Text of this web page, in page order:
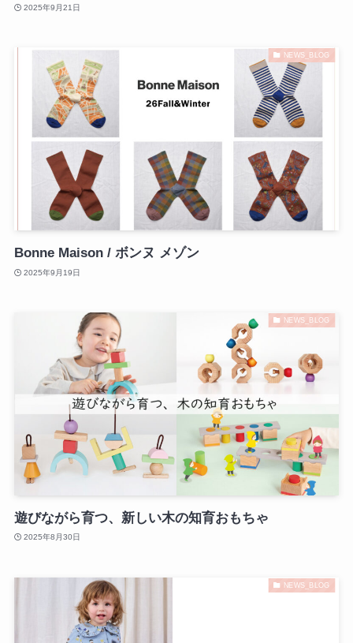
2025年9月21日
NEWS_BLOG
Bonne Maison / ボンヌ メゾン
2025年9月19日
NEWS_BLOG
遊びながら育つ、新しい木の知育おもちゃ
2025年8月30日
NEWS_BLOG